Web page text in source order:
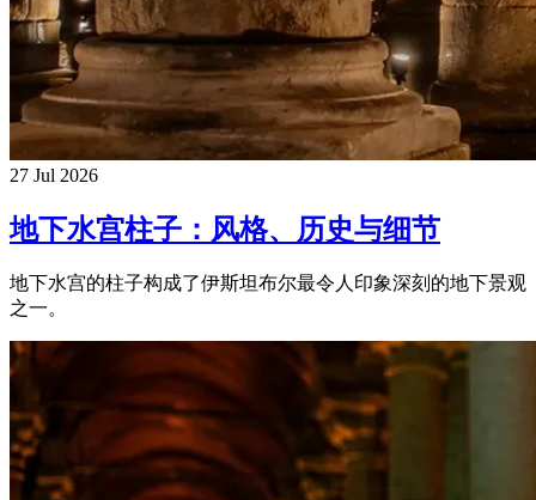
27 Jul 2026
地下水宫柱子：风格、历史与细节
地下水宫的柱子构成了伊斯坦布尔最令人印象深刻的地下景观
之一。